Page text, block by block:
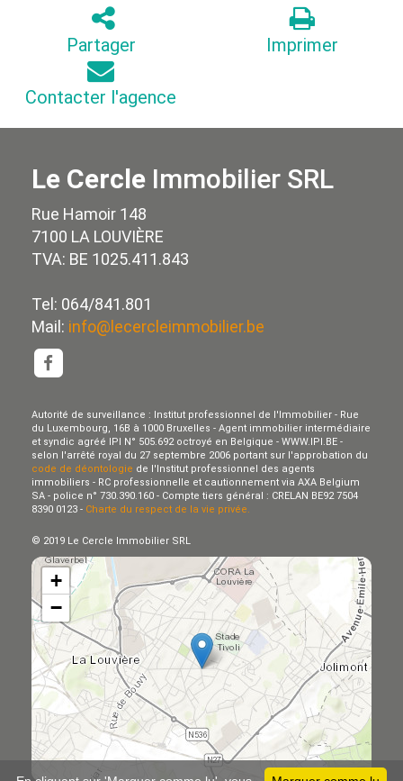
Partager Imprimer
Contacter l'agence
Le Cercle Immobilier SRL
Rue Hamoir 148
7100 LA LOUVIÈRE
TVA: BE 1025.411.843
Tel: 064/841.801
Mail: info@lecercleimmobilier.be
Autorité de surveillance : Institut professionnel de l'Immobilier - Rue
du Luxembourg, 16B à 1000 Bruxelles - Agent immobilier intermédiaire
et syndic agréé IPI N° 505.692 octroyé en Belgique - WWW.IPI.BE -
selon l'arrêté royal du 27 septembre 2006 portant sur l'approbation du
code de déontologie de l'Institut professionnel des agents
immobiliers - RC professionnelle et cautionnement via AXA Belgium
SA - police n° 730.390.160 - Compte tiers général : CRELAN BE92 7504
8390 0123 - Charte du respect de la vie privée.
© 2019 Le Cercle Immobilier SRL
+
−